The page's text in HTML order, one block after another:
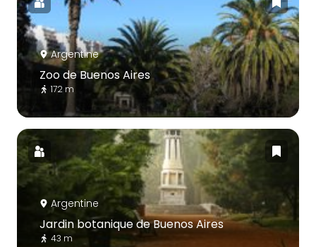
Argentine
Zoo de Buenos Aires
172 m
Argentine
Jardin botanique de Buenos Aires
43 m